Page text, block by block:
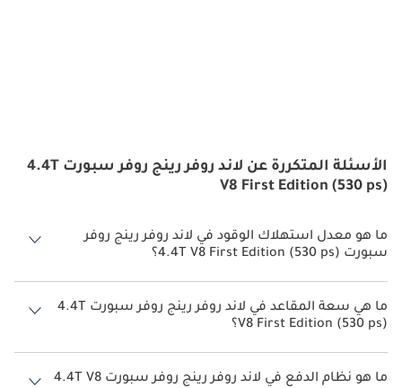
الأسئلة المتكررة عن لاند روفر رينج روفر سبورت 4.4T
V8 First Edition (530 ps)
ما هو معدل استهلاك الوقود في لاند روفر رينج روفر
سبورت 4.4T V8 First Edition (530 ps)؟
يبلغ معدل استهلاك الوقود المقترح من الشركة المصنعة لسيارة لاند روفر
رينج روفر سبورت 2026 من 6 كم/ليتر - 12 كم/ليتر.
ما هي سعة المقاعد في لاند روفر رينج روفر سبورت 4.4T
V8 First Edition (530 ps)؟
تتسع لاند روفر رينج روفر سبورت 4.4T V8 First Edition (530 ps) لأ 5
أشخاص.
ما هو نظام الدفع في لاند روفر رينج روفر سبورت 4.4T V8